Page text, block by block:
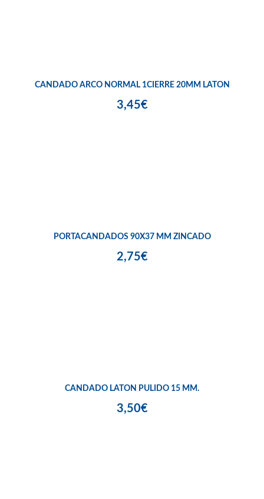
CANDADO ARCO NORMAL 1CIERRE 20MM LATON
3,45€
PORTACANDADOS 90X37 MM ZINCADO
2,75€
CANDADO LATON PULIDO 15 MM.
3,50€